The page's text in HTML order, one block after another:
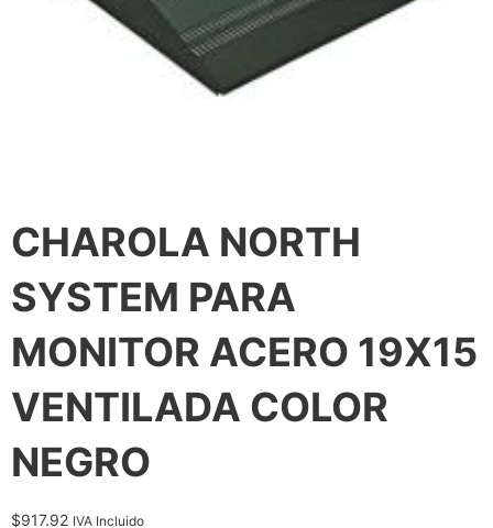
CHAROLA NORTH
SYSTEM PARA
MONITOR ACERO 19X15
VENTILADA COLOR
NEGRO
$917.92 IVA Incluido